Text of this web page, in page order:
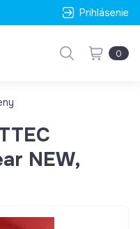
Prihlásenie
0
NEW,